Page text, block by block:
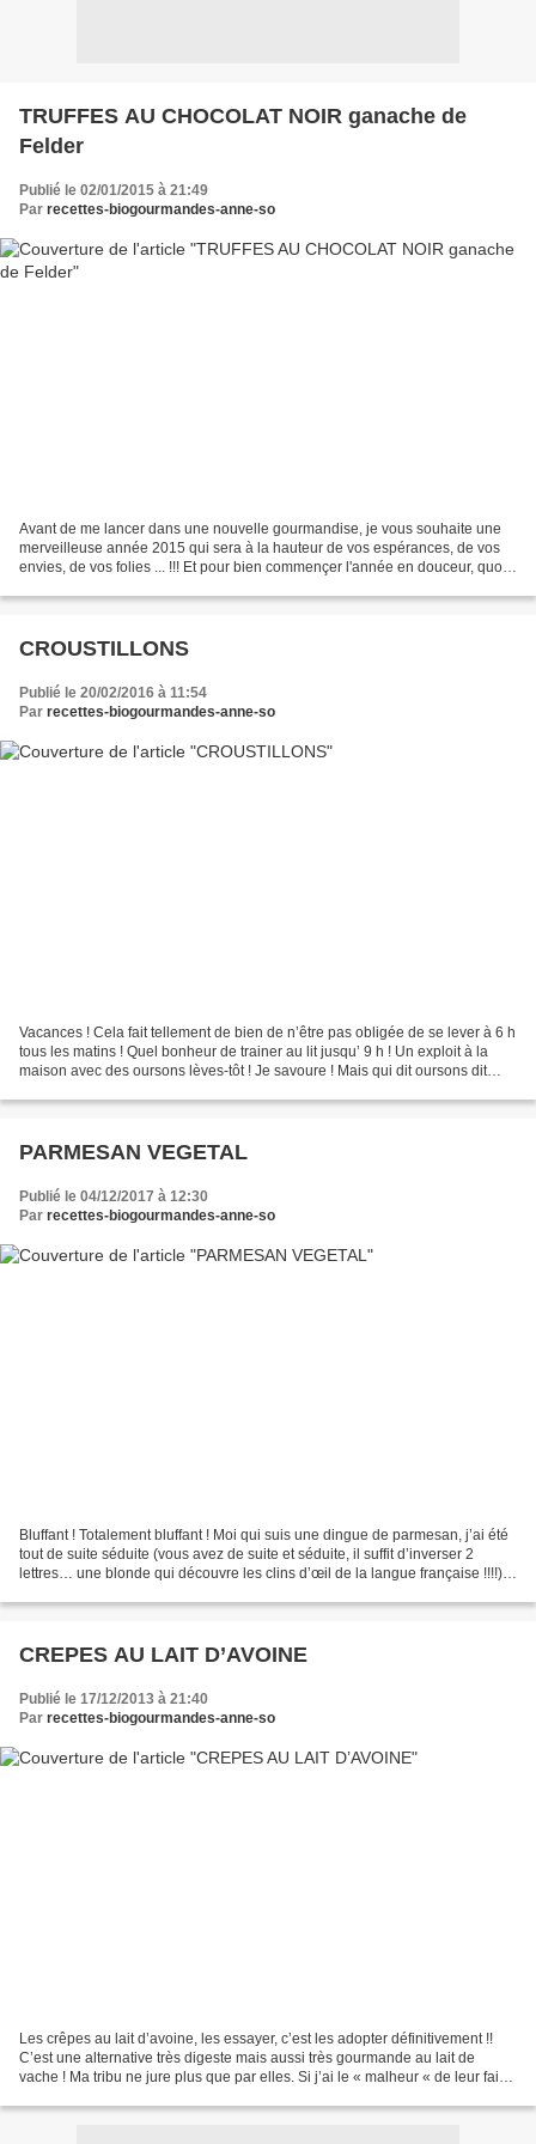
TRUFFES AU CHOCOLAT NOIR ganache de
Felder
Publié le 02/01/2015 à 21:49
Par recettes-biogourmandes-anne-so
Avant de me lancer dans une nouvelle gourmandise, je vous souhaite une
merveilleuse année 2015 qui sera à la hauteur de vos espérances, de vos
envies, de vos folies ... !!! Et pour bien commençer l'année en douceur, quoi
CROUSTILLONS
Publié le 20/02/2016 à 11:54
Par recettes-biogourmandes-anne-so
Vacances ! Cela fait tellement de bien de n’être pas obligée de se lever à 6 h
tous les matins ! Quel bonheur de trainer au lit jusqu’ 9 h ! Un exploit à la
maison avec des oursons lèves-tôt ! Je savoure ! Mais qui dit oursons dit
PARMESAN VEGETAL
Publié le 04/12/2017 à 12:30
Par recettes-biogourmandes-anne-so
Bluffant ! Totalement bluffant ! Moi qui suis une dingue de parmesan, j’ai été
tout de suite séduite (vous avez de suite et séduite, il suffit d’inverser 2
lettres… une blonde qui découvre les clins d’œil de la langue française !!!!)
CREPES AU LAIT D’AVOINE
Publié le 17/12/2013 à 21:40
Par recettes-biogourmandes-anne-so
Les crêpes au lait d’avoine, les essayer, c’est les adopter définitivement !!
C’est une alternative très digeste mais aussi très gourmande au lait de
vache ! Ma tribu ne jure plus que par elles. Si j’ai le « malheur « de leur faire